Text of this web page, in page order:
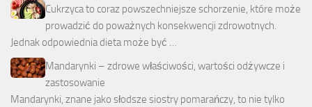
Cukrzyca to coraz powszechniejsze schorzenie, które może
prowadzić do poważnych konsekwencji zdrowotnych.
Jednak odpowiednia dieta może być …
Mandarynki – zdrowe właściwości, wartości odżywcze i
zastosowanie
Mandarynki, znane jako słodsze siostry pomarańczy, to nie tylko